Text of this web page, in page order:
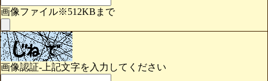
画像ファイル※512KBまで
画像認証-上記文字を入力してください